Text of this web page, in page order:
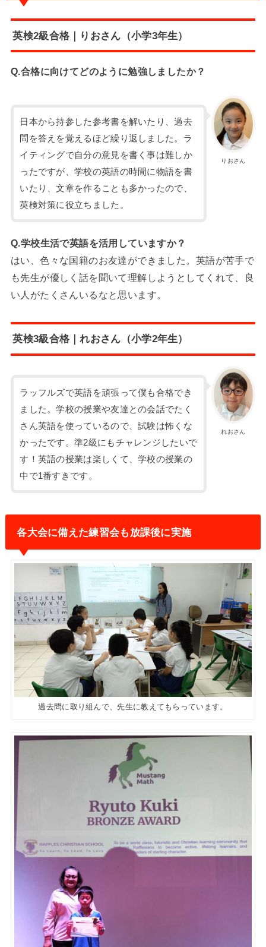
英検2級合格｜りおさん（小学3年生）
Q.合格に向けてどのように勉強しましたか？
りおさん
日本から持参した参考書を解いたり、過去
問を答えを覚えるほど繰り返しました。ラ
イティングで自分の意見を書く事は難しか
ったですが、学校の英語の時間に物語を書
いたり、文章を作ることも多かったので、
英検対策に役立ちました。
Q.学校生活で英語を活用していますか？
はい、色々な国籍のお友達ができました。英語が苦手で
も先生が優しく話を聞いて理解しようとしてくれて、良
い人がたくさんいるなと思います。
英検3級合格｜れおさん（小学2年生）
れおさん
ラッフルズで英語を頑張って僕も合格でき
ました。学校の授業や友達との会話でたく
さん英語を使っているので、試験は怖くな
かったです。準2級にもチャレンジしたいで
す！英語の授業は楽しくて、学校の授業の
中で1番すきです。
各大会に備えた練習会も放課後に実施
過去問に取り組んで、先生に教えてもらっています。